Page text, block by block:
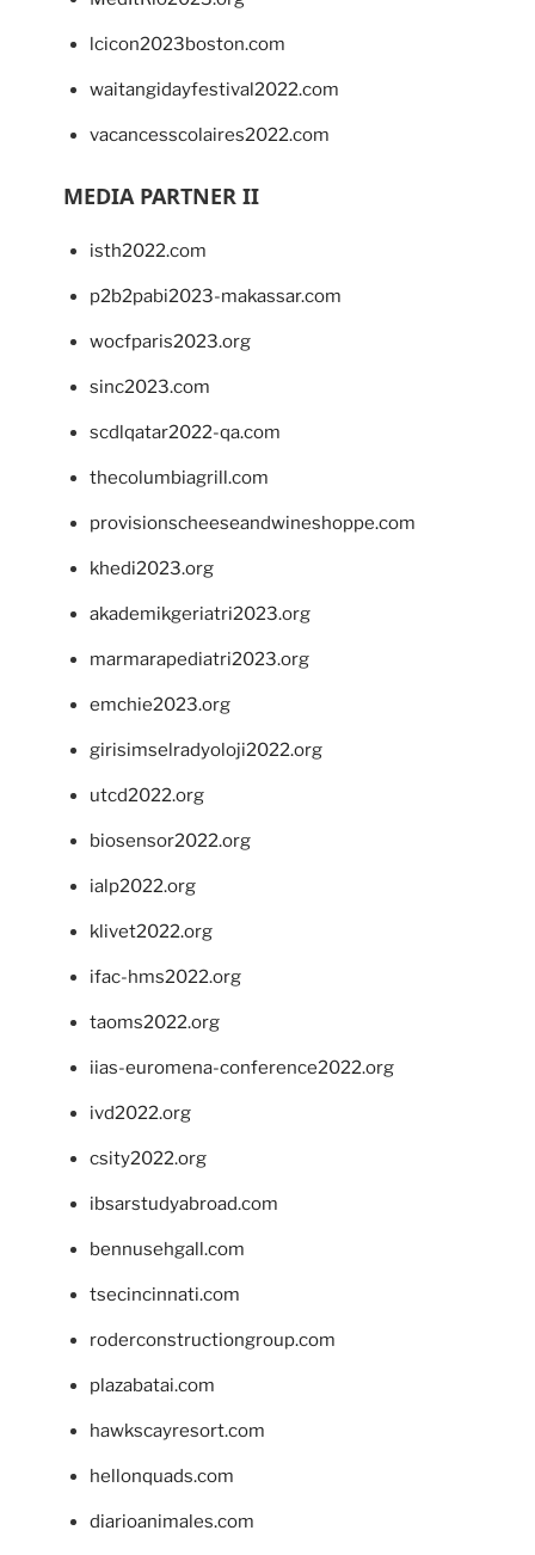
lcicon2023boston.com
waitangidayfestival2022.com
vacancesscolaires2022.com
MEDIA PARTNER II
isth2022.com
p2b2pabi2023-makassar.com
wocfparis2023.org
sinc2023.com
scdlqatar2022-qa.com
thecolumbiagrill.com
provisionscheeseandwineshoppe.com
khedi2023.org
akademikgeriatri2023.org
marmarapediatri2023.org
emchie2023.org
girisimselradyoloji2022.org
utcd2022.org
biosensor2022.org
ialp2022.org
klivet2022.org
ifac-hms2022.org
taoms2022.org
iias-euromena-conference2022.org
ivd2022.org
csity2022.org
ibsarstudyabroad.com
bennusehgall.com
tsecincinnati.com
roderconstructiongroup.com
plazabatai.com
hawkscayresort.com
hellonquads.com
diarioanimales.com